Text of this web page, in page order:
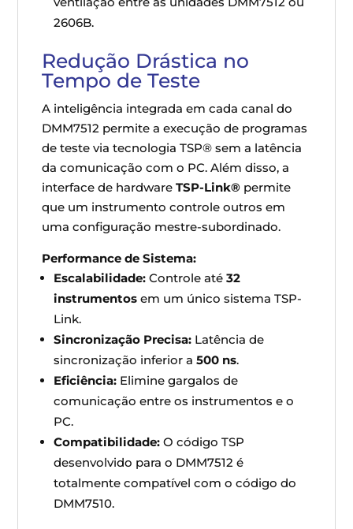
2606B.
Redução Drástica no
Tempo de Teste
A inteligência integrada em cada canal do
DMM7512 permite a execução de programas
de teste via tecnologia TSP® sem a latência
da comunicação com o PC. Além disso, a
interface de hardwareTSP-Link® permite
que um instrumento controle outros em
uma configuração mestre-subordinado.
Performance de Sistema:
Escalabilidade: Controle até32
instrumentos em um único sistema TSP-
Link.
Sincronização Precisa: Latência de
sincronização inferior a500 ns.
Eficiência: Elimine gargalos de
comunicação entre os instrumentos e o
PC.
Compatibilidade: O código TSP
desenvolvido para o DMM7512 é
totalmente compatível com o código do
DMM7510.